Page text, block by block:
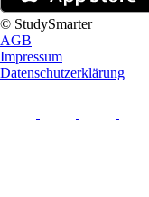
© StudySmarter
AGB
Impressum
Datenschutzerklärung